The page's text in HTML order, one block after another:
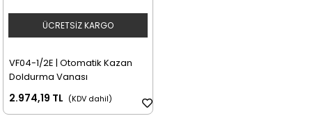
VF04-1/2E | Otomatik Kazan
Doldurma Vanası
2.974,19 TL
ÜCRETSIZ KARGO